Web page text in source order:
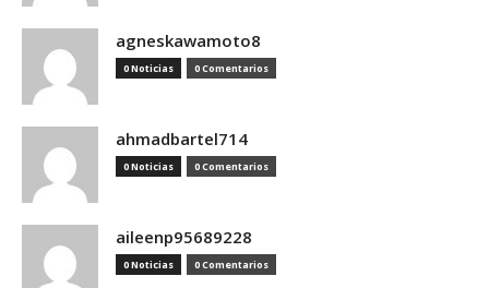
agneskawamoto8
0 Noticias 0 Comentarios
ahmadbartel714
0 Noticias 0 Comentarios
aileenp95689228
0 Noticias 0 Comentarios